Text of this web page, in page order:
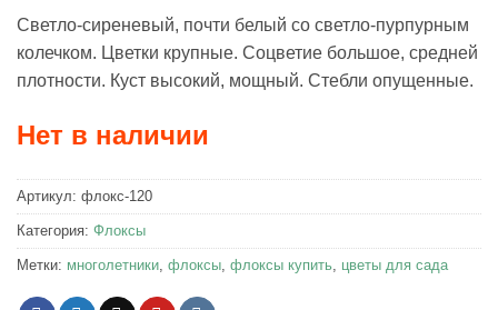
Светло-сиреневый, почти белый со светло-пурпурным
колечком. Цветки крупные. Соцветие большое, средней
плотности. Куст высокий, мощный. Стебли опущенные.
Нет в наличии
Артикул: флокс-120
Категория: Флоксы
Метки: многолетники флоксы флоксы купить цветы для сада